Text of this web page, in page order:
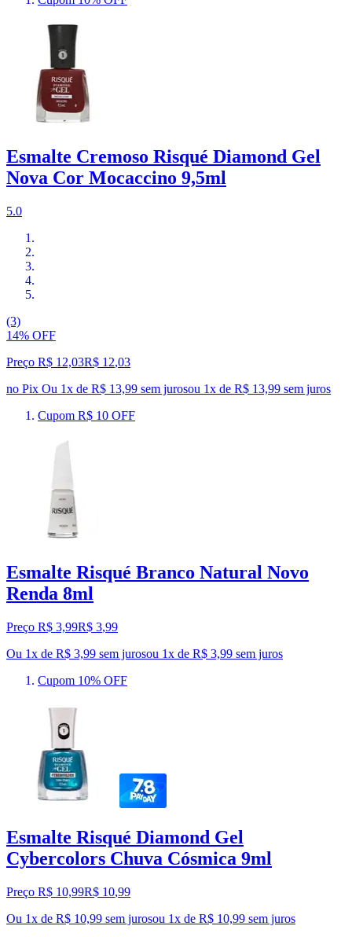
Esmalte Cremoso Risqué Diamond Gel
Nova Cor Mocaccino 9,5ml
5.0
(3)
14% OFF
Preço R$ 12,03R$ 12,03
no Pix Ou 1x de R$ 13,99 sem jurosou 1x de R$ 13,99 sem juros
Cupom R$ 10 OFF
Esmalte Risqué Branco Natural Novo
Renda 8ml
Preço R$ 3,99R$ 3,99
Ou 1x de R$ 3,99 sem jurosou 1x de R$ 3,99 sem juros
Cupom 10% OFF
Esmalte Risqué Diamond Gel
Cybercolors Chuva Cósmica 9ml
Preço R$ 10,99R$ 10,99
Ou 1x de R$ 10,99 sem jurosou 1x de R$ 10,99 sem juros